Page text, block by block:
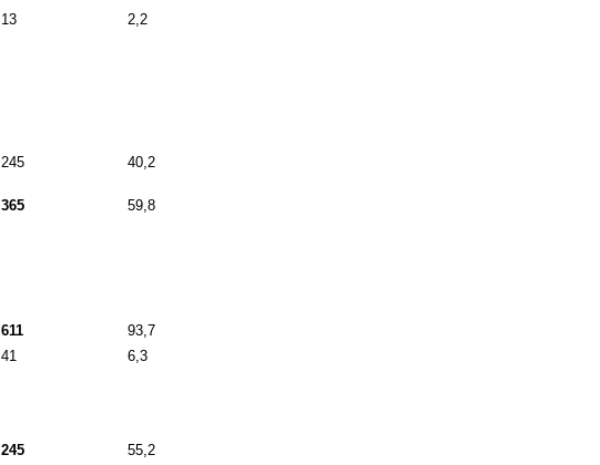
13 2,2
245 40,2
365 59,8
611
93,7
41 6,3
245
55,2